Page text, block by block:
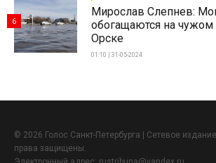
Мирослав Слепнев:
обогащаются на чужом
Орске
01:10 | 31-05-2024
6
© 2026 Голос Санкт-Петербурга | Сетевое
права защищены.